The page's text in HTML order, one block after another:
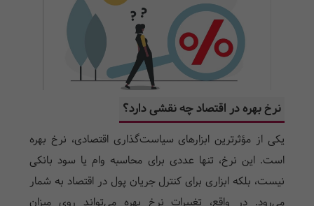
نرخ بهره در اقتصاد چه نقشی دارد؟
یکی از مؤثرترین ابزارهای سیاست‌گذاری اقتصادی، نرخ بهره
است. این نرخ، تنها عددی برای محاسبه وام یا سود بانکی
نیست، بلکه ابزاری برای کنترل جریان پول در اقتصاد به شمار